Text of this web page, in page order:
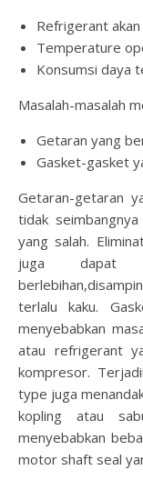
Refrigerant akan
Temperature
Konsumsi daya
Masalah-masalah
Getaran yang
Gasket-gasket
Getaran-getaran
tidak
yang salah.
juga dapat
terlalu kaku.
menyebabkan
atau refrigerant
kompresor.
type juga
kopling atau
menyebabkan
motor shaft seal